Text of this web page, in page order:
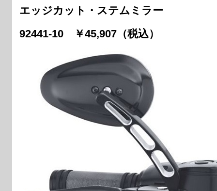
エッジカット・ステムミラー
92441-10 ￥45,907（税込）